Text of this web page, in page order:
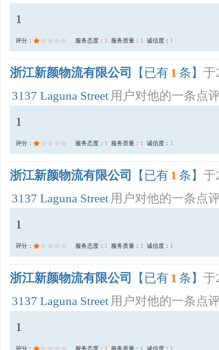
1
评分： 服务态度： 1 服务质量： 1 诚信度： 1
浙江新颜物流有限公司 【已有 1 条】 于
3137 Laguna Street 用户对他的一条点
1
评分： 服务态度： 1 服务质量： 1 诚信度： 1
浙江新颜物流有限公司 【已有 1 条】 于
3137 Laguna Street 用户对他的一条点
1
评分： 服务态度： 1 服务质量： 1 诚信度： 1
浙江新颜物流有限公司 【已有 1 条】 于
3137 Laguna Street 用户对他的一条点
1
评分： 服务态度： 1 服务质量： 1 诚信度： 1